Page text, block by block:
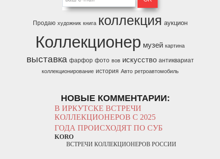
Продаю художник книга коллекция аукцион
Коллекционер музей картина
выставка фарфор фото вов искусство антиквариат
коллекционирование история Авто ретроавтомобиль
НОВЫЕ КОММЕНТАРИИ:
В ИРКУТСКЕ ВСТРЕЧИ
КОЛЛЕКЦИОНЕРОВ С 2025
ГОДА ПРОИСХОДЯТ ПО СУБ
KORO
ВСТРЕЧИ КОЛЛЕКЦИОНЕРОВ РОССИИ